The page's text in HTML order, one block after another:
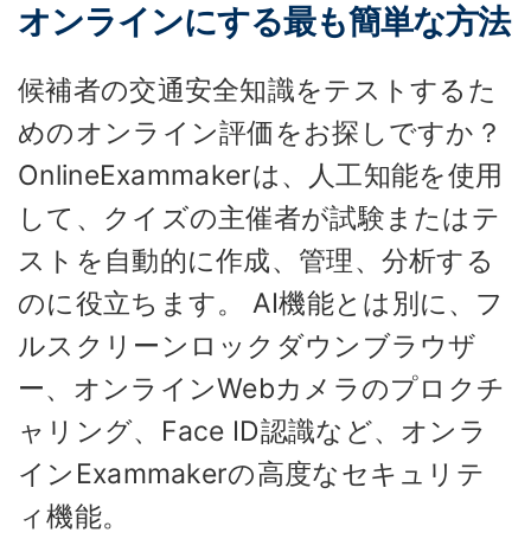
オンラインにする最も簡単な方法
候補者の交通安全知識をテストするた
めのオンライン評価をお探しですか？
OnlineExammakerは、人工知能を使用
して、クイズの主催者が試験またはテ
ストを自動的に作成、管理、分析する
のに役立ちます。 AI機能とは別に、フ
ルスクリーンロックダウンブラウザ
ー、オンラインWebカメラのプロクチ
ャリング、Face ID認識など、オンラ
インExammakerの高度なセキュリテ
ィ機能。